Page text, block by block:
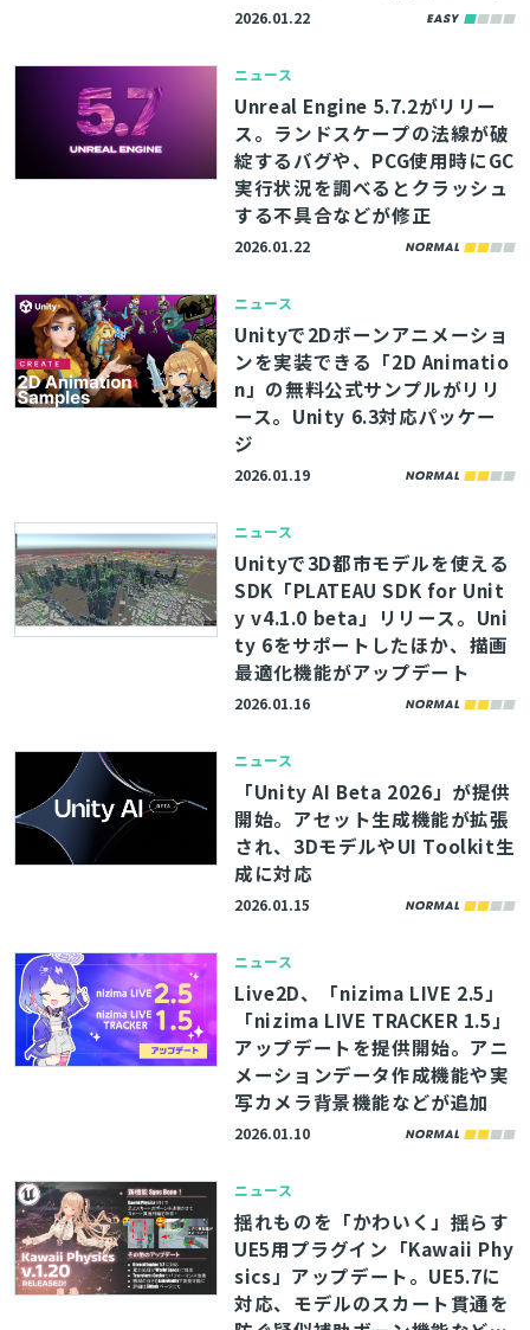
2026.01.22
ニュース
Unreal Engine 5.7.2がリリー
ス。ランドスケープの法線が破
綻するバグや、PCG使用時にGC
実行状況を調べるとクラッシュ
する不具合などが修正
2026.01.22
ニュース
Unityで2Dボーンアニメーショ
ンを実装できる「2D Animatio
n」の無料公式サンプルがリリ
ース。Unity 6.3対応パッケー
ジ
2026.01.19
ニュース
Unityで3D都市モデルを使える
SDK「PLATEAU SDK for Unit
y v4.1.0 beta」リリース。Uni
ty 6をサポートしたほか、描画
最適化機能がアップデート
2026.01.16
ニュース
「Unity AI Beta 2026」が提供
開始。アセット生成機能が拡張
され、3DモデルやUI Toolkit生
成に対応
2026.01.15
ニュース
Live2D、「nizima LIVE 2.5」
「nizima LIVE TRACKER 1.5」
アップデートを提供開始。アニ
メーションデータ作成機能や実
写カメラ背景機能などが追加
2026.01.10
ニュース
揺れものを「かわいく」揺らす
UE5用プラグイン「Kawaii Phy
sics」アップデート。UE5.7に
対応、モデルのスカート貫通を
とじる
検索